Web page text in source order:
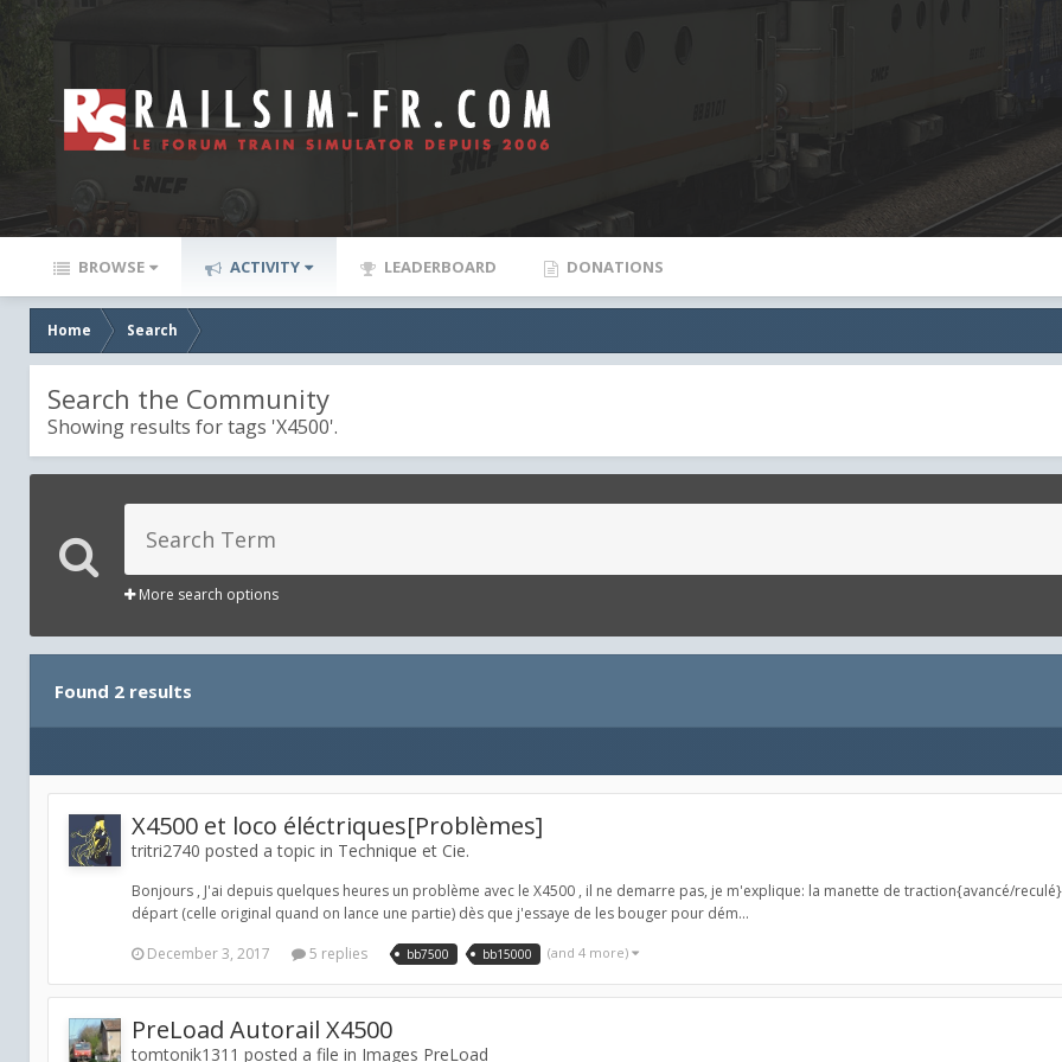
BROWSE ACTIVITY LEADERBOARD DONATIONS
Home Search
Search the Community
Showing results for tags 'X4500'.
More search options
Found 2 results
X4500 et loco éléctriques[Problèmes]
tritri2740 posted a topic in Technique et Cie.
Bonjours , J'ai depuis quelques heures un problème avec le X4500 , il ne demarre pas, je m'explique: la manette de traction{avancé/
départ (celle original quand on lance une partie) dès que j'essaye de les bouger pour dém...
December 3, 2017
5 replies bb7500 bb15000 (and 4 more)
PreLoad Autorail X4500
tomtonik1311 posted a file in Images PreLoad